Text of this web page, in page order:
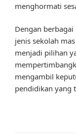
menghormati
Dengan
jenis sekolah
menjadi pilihan
mengambil
pendidikan yang